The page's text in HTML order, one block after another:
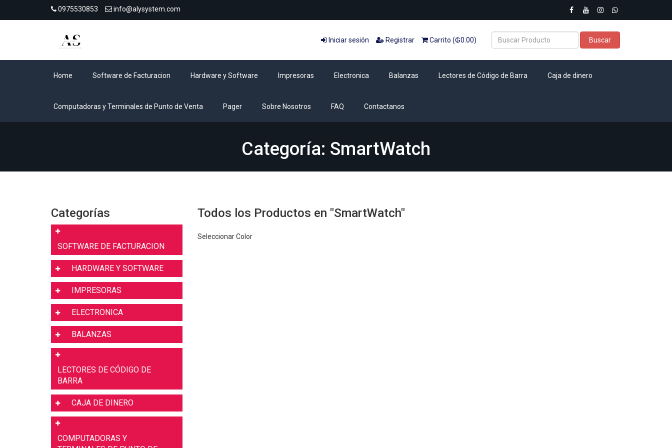
0975530853 info@alysystem.com
Iniciar sesión Registrar Carrito (₲0.00) Buscar
Home Software de Facturacion Hardware y Software Impresoras Electronica Balanzas Lectores de Código de Barra Caja de dinero
Computadoras y Terminales de Punto de Venta Pager Sobre Nosotros FAQ Contactanos
Categoría: SmartWatch
Categorías
SOFTWARE DE FACTURACION
HARDWARE Y SOFTWARE
IMPRESORAS
ELECTRONICA
BALANZAS
LECTORES DE CÓDIGO DE
BARRA
CAJA DE DINERO
COMPUTADORAS Y
Todos los Productos en "SmartWatch"
Seleccionar Color